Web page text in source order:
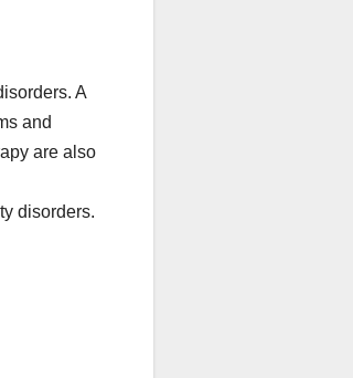
A
and
are also
disorders.